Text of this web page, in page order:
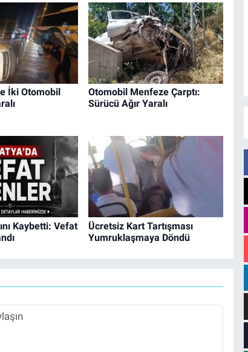
İki Otomobil
Otomobil Menfeze Çarptı:
Sürücü Ağır Yaralı
Kaybetti: Vefat
Ücretsiz Kart Tartışması
Yumruklaşmaya Döndü